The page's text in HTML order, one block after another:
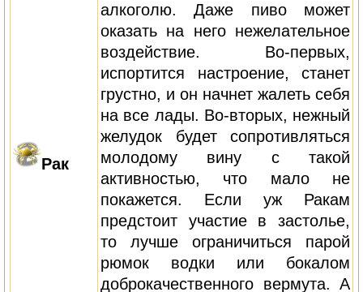
Рак
алкоголю. Даже пиво может
оказать на него нежелательное
воздействие. Во-первых,
испортится настроение, станет
грустно, и он начнет жалеть себя
на все лады. Во-вторых, нежный
желудок будет сопротивляться
молодому вину с такой
активностью, что мало не
покажется. Если уж Ракам
предстоит участие в застолье,
то лучше ограничиться парой
рюмок водки или бокалом
доброкачественного вермута. А